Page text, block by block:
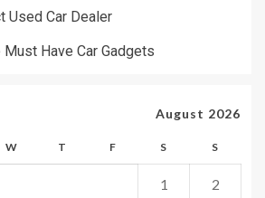
Used Car Dealer
Must Have Car Gadgets
August 2026
W T F S S
1 2